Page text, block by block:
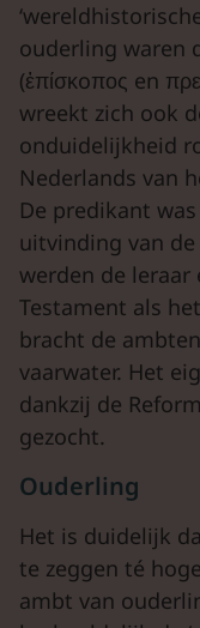
ouderling waren
(ἐπίσκoπος en
wreekt zich ook
onduidelijkheid
Nederlands van
De predikant
uitvinding van
werden de
Testament als
bracht de
vaarwater. Het
dankzij de
gezocht.
Ouderling
Het is duidelijk
te zeggen té
ambt van